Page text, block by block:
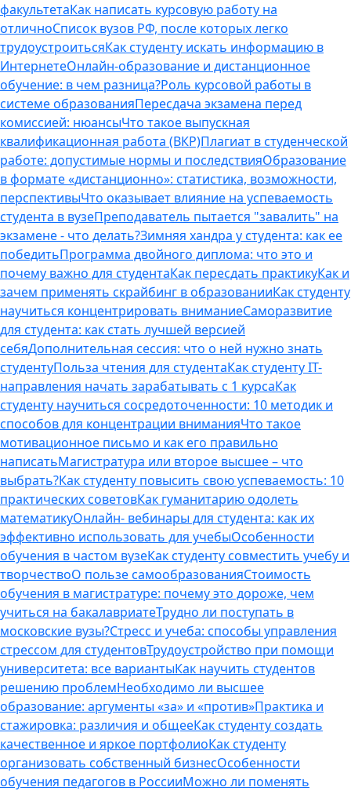
факультетаКак написать курсовую работу на
отличноСписок вузов РФ, после которых легко
трудоустроитьсяКак студенту искать информацию в
ИнтернетеОнлайн-образование и дистанционное
обучение: в чем разница?Роль курсовой работы в
системе образованияПересдача экзамена перед
комиссией: нюансыЧто такое выпускная
квалификационная работа (ВКР)Плагиат в студенческой
работе: допустимые нормы и последствияОбразование
в формате «дистанционно»: статистика, возможности,
перспективыЧто оказывает влияние на успеваемость
студента в вузеПреподаватель пытается "завалить" на
экзамене - что делать?Зимняя хандра у студента: как ее
победитьПрограмма двойного диплома: что это и
почему важно для студентаКак пересдать практикуКак и
зачем применять скрайбинг в образованииКак студенту
научиться концентрировать вниманиеСаморазвитие
для студента: как стать лучшей версией
себяДополнительная сессия: что о ней нужно знать
студентуПольза чтения для студентаКак студенту IT-
направления начать зарабатывать с 1 курсаКак
студенту научиться сосредоточенности: 10 методик и
способов для концентрации вниманияЧто такое
мотивационное письмо и как его правильно
написатьМагистратура или второе высшее – что
выбрать?Как студенту повысить свою успеваемость: 10
практических советовКак гуманитарию одолеть
математикуОнлайн- вебинары для студента: как их
эффективно использовать для учебыОсобенности
обучения в частом вузеКак студенту совместить учебу и
творчествоО пользе самообразованияСтоимость
обучения в магистратуре: почему это дороже, чем
учиться на бакалавриатеТрудно ли поступать в
московские вузы?Стресс и учеба: способы управления
стрессом для студентовТрудоустройство при помощи
университета: все вариантыКак научить студентов
решению проблемНеобходимо ли высшее
образование: аргументы «за» и «против»Практика и
стажировка: различия и общееКак студенту создать
качественное и яркое портфолиоКак студенту
организовать собственный бизнесОсобенности
обучения педагогов в РоссииМожно ли поменять